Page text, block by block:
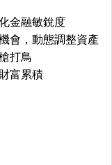
金融敏銳度
會，動態調整資產
打鳥
富累積